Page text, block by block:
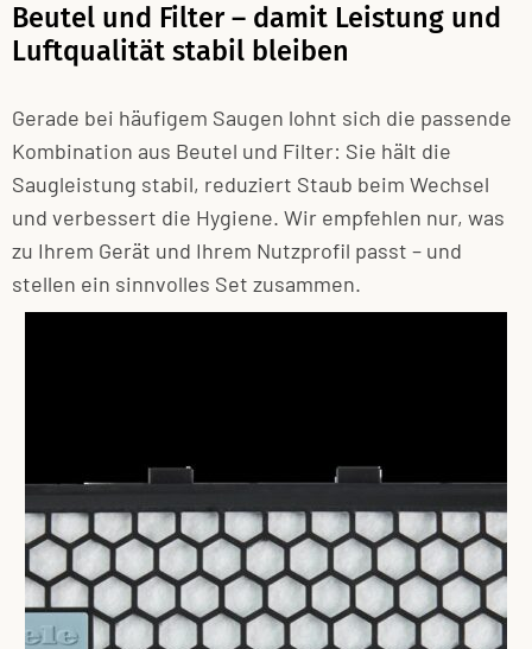
Beutel und Filter – damit Leistung und
Luftqualität stabil bleiben
Gerade bei häufigem Saugen lohnt sich die passende
Kombination aus Beutel und Filter: Sie hält die
Saugleistung stabil, reduziert Staub beim Wechsel
und verbessert die Hygiene. Wir empfehlen nur, was
zu Ihrem Gerät und Ihrem Nutzprofil passt – und
stellen ein sinnvolles Set zusammen.